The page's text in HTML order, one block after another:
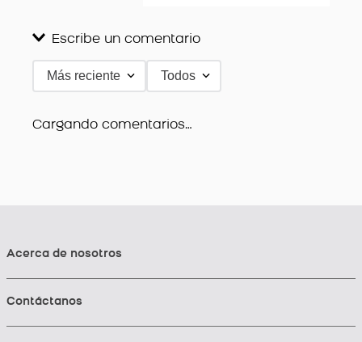
Escribe un comentario
Agregar comentario
Título
Dirección de email
Más reciente Todos
Cargando comentarios…
Acerca de nosotros
Contáctanos